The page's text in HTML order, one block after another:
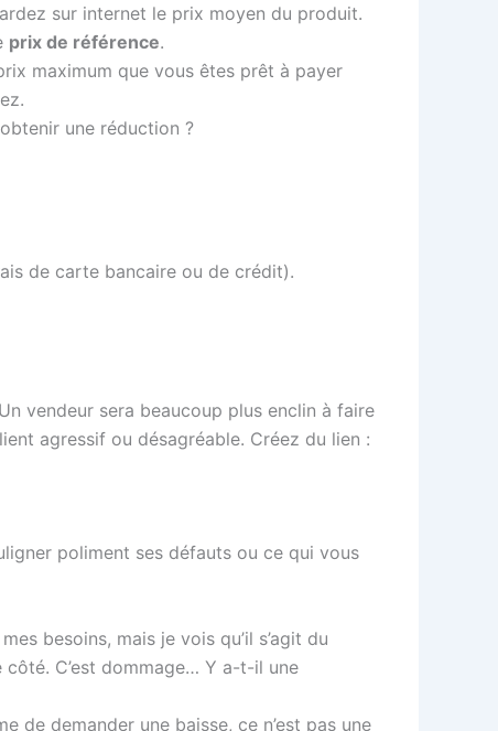
sur internet le prix moyen du produit.
prix de référence.
maximum que vous êtes prêt à payer
une réduction ?
de carte bancaire ou de crédit).
vendeur sera beaucoup plus enclin à faire
agressif ou désagréable. Créez du lien :
poliment ses défauts ou ce qui vous
besoins, mais je vois qu’il s’agit du
C’est dommage… Y a-t-il une
de demander une baisse, ce n’est pas une